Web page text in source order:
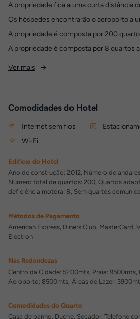
A propriedade fica a uma curta distância
Os hóspedes encontrarão o aeroporto a
A propriedade é composta por 200
A propriedade é composta por 8 quartos
Ver mais
Comodidades do Hotel
Internet sem fios
Wi-Fi
Edifício do Hotel
Ano de construção: 2012, Número de
Número total de quartos: 200, Quartos
deficiência motora: 8, Sem quartos
Métodos de Pagamento
American Express, Diners Club, MasterCard,
Electron
Nas Redondezas
Centro da Cidade: 5200mts, Praia: 9500mts,
Aeroporto: 8500mts, Áreas de Lazer:
Comodidades do Quarto
Casa de banho, Duche, Secador, Telefone